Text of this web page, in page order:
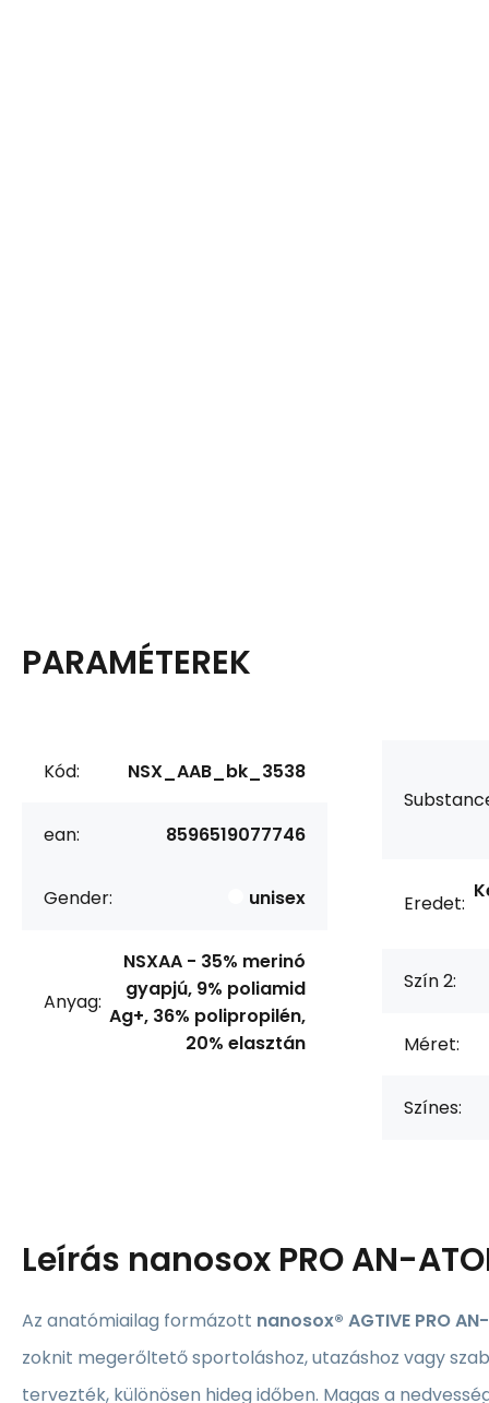
PARAMÉTEREK
Kód: NSX_AAB_bk_3538
ean: 8596519077746
Gender: unisex
Anyag:
NSXAA - 35% merinó
gyapjú, 9% poliamid
Ag+, 36% polipropilén,
20% elasztán
Eredet:
Szín 2:
Méret:
Színes:
Leírás nanosox PRO AN-
Az anatómiailag formázott nanosox® AGTIVE PRO
zoknit megerőltető sportoláshoz, utazáshoz vagy
tervezték, különösen hideg időben. Magas a